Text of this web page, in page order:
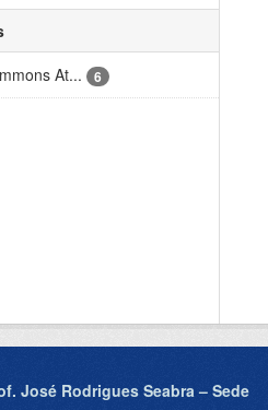
At...
6
José Rodrigues Seabra – Sede